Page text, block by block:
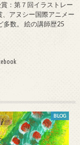
賞：第７回イラストレー
アヌシー国際アニメー
多数。 絵の講師歴25
BLOG